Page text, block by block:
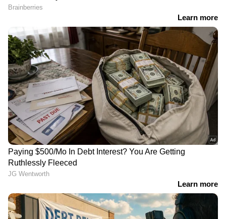
RECOMMENDED STORIES